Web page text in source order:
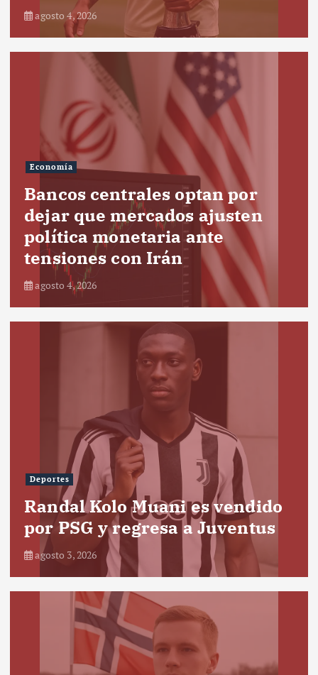
agosto 4, 2026
Economía
Bancos centrales optan por
dejar que mercados ajusten
política monetaria ante
tensiones con Irán
agosto 4, 2026
Deportes
Randal Kolo Muani es vendido
por PSG y regresa a Juventus
agosto 3, 2026